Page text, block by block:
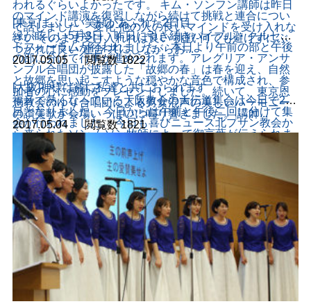
われるぐらいよかったです。 キム・ソンフン講師は昨日
のマインド講演を復習しながら続けて挑戦と連合につい
て話しました。 変化-他の人の良いマインドを受け入れな
さい そのまま受け入れれば良い 挑戦-何でも避けずにぶ
つかれば良い 連合-共にしながらお...
[東京]まぶしい笑顔があふれた2日目
緑が眩しい5月3日、昨日に引き続きバイブル・クルセー
ドフォーラムが行われました。 本日より午前の部と午後
の部に分けて行事が進められます。アレグリア・アンサ
ンブル合唱団が披露した「故郷の春」は春を迎え、自然
と故郷を思い起こすような穏やかな音色で構成され、参
加者の心に感動をプレゼントしました。続いて、東京恩
恵教会のゆり合唱団による男女混声の美しいハーモニー
の讃美歌が会場いっぱいに鳴り響きました。 講師...
2017.05.05 ㆍ 閲覧数 1822
[大阪]神様は常に私達と共におられます
福音で熱くなっている大阪教会の大伝道集会は今日で2日
目となりました。 今日からは午前と午後二回に分けて集
会が行われました。 今日も喜びニュース北プサン教会か
ら来られたソン ムソン牧師によって御言葉が伝えられま
した。 北プサン教会ソン ムソン牧師 午前はマタイの福
音書20節1章〜16章の御言葉を伝えてくれました。 ここ
では早朝にぶどう園に入った労働者と夕方5時に入った労
働者について話しています。ここ...
2017.05.04 ㆍ 閲覧数 1821